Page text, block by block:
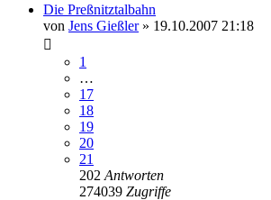
Die Preßnitztalbahn
von Jens Gießler» 19.10.2007 21:18
1
…
17
18
19
20
21
202 Antworten
274039 Zugriffe